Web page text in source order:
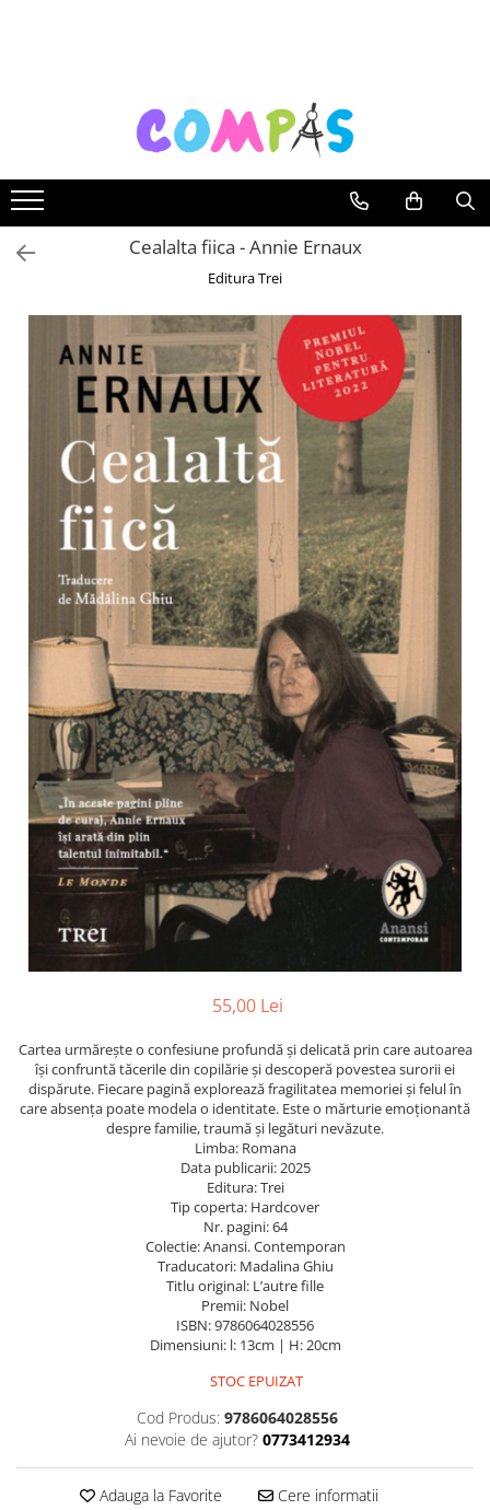
Noutăți Librăria Compas
Souvenir România
Rechizite școlare
Instrumente de scris
Stilouri școlare
Markere și textmarkere
Creioane grafice
Creioane mecanice
Creioane colorate
Creioane cerate
Carioci
Ascutițori
Corectoare și lipici
Mine și rezerve
Cretă școlară și creativă
Accesorii școlare
Coperți caiete si cărți
Etichete școlare
Carnete pentru elevi
Lupe și articole educative
Foarfece școlare
Globuri pământești
Cutii sandwich și caserole
Umbrele pentru copii
Termosuri
Pahare și sticle pentru scoală
Cutii pentru depozitare
Caiete matematică
Caiete muzică
Caiete geografie și biologie
Caiete tip I, II și III
Blocuri de desen școlare
Hârtie pentru lucru manual
Accesorii geometrie și matematică
Socotitori și bețisoare pentru
numărat
Ghiozdane și rucsacuri
Cealalta fiica - Annie Ernaux
Editura Trei
55,00 Lei
Cartea urmărește o confesiune profundă și delicată prin care autoarea
își confruntă tăcerile din copilărie și descoperă povestea surorii ei
dispărute. Fiecare pagină explorează fragilitatea memoriei și felul în
care absența poate modela o identitate. Este o mărturie emoționantă
despre familie, traumă și legături nevăzute.
Limba: Romana
Data publicarii: 2025
Editura: Trei
Tip coperta: Hardcover
Nr. pagini: 64
Colectie: Anansi. Contemporan
Traducatori: Madalina Ghiu
Titlu original: L’autre fille
Premii: Nobel
ISBN: 9786064028556
Dimensiuni: l: 13cm | H: 20cm
STOC EPUIZAT
Cod Produs: 9786064028556
Ai nevoie de ajutor? 0773412934
Adauga la Favorite Cere informatii